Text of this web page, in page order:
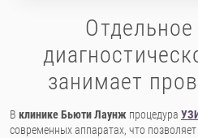
занимает
В клинике Бьюти Лаунж процедура
современных аппаратах, что